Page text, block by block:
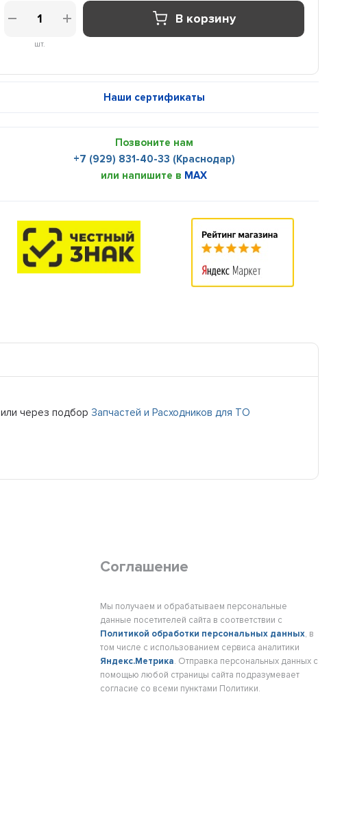
шт.
В корзину
Наши сертификаты
Позвоните нам
+7 (929) 831-40-33 (Краснодар)
или напишите в MAX
или через подбор Запчастей и Расходников для ТО
Соглашение
Мы получаем и обрабатываем персональные
данные посетителей сайта в соответствии с
Политикой обработки персональных данных, в
том числе с использованием сервиса аналитики
Яндекс.Метрика. Отправка персональных данных с
помощью любой страницы сайта подразумевает
согласие со всеми пунктами Политики.